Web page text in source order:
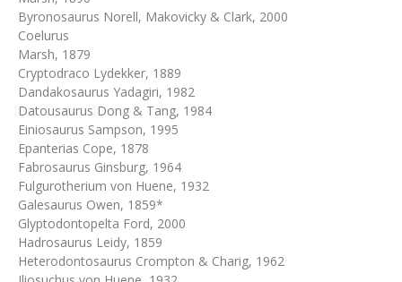
Byronosaurus Norell, Makovicky & Clark, 2000
Coelurus
Marsh, 1879
Cryptodraco Lydekker, 1889
Dandakosaurus Yadagiri, 1982
Datousaurus Dong & Tang, 1984
Einiosaurus Sampson, 1995
Epanterias Cope, 1878
Fabrosaurus Ginsburg, 1964
Fulgurotherium von Huene, 1932
Galesaurus Owen, 1859*
Glyptodontopelta Ford, 2000
Hadrosaurus Leidy, 1859
Heterodontosaurus Crompton & Charig, 1962